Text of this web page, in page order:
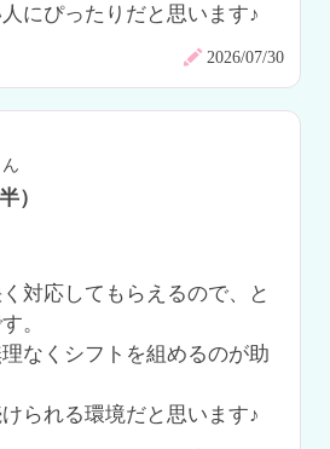
にぴったりだと思います♪
2026/07/30
）
対応してもらえるので、と
。
なくシフトを組めるのが助
られる環境だと思います♪